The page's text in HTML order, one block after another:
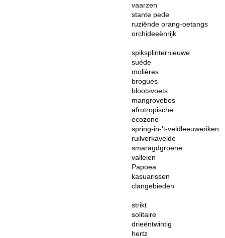
vaarzen
stante pede
ruziënde orang-oetangs
orchideeënrijk
spiksplinternieuwe
suède
molières
brogues
blootsvoets
mangrovebos
afrotropische
ecozone
spring-in-’t-veldleeuweriken
ruilverkavelde
smaragdgroene
valleien
Papoea
kasuarissen
clangebieden
strikt
solitaire
drieëntwintig
hertz